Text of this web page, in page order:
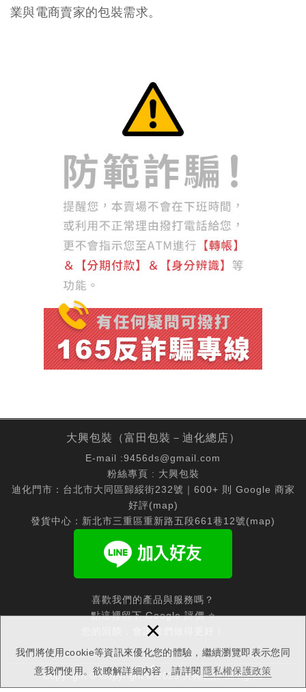
我們將使用cookie等資訊來優化您的體驗，繼續瀏覽即表示您同
意我們使用。欲瞭解詳細內容，請詳閱 隱私權保護政策
×
業與電商賣家的包裝需求。
大興包裝（富田包裝－迪化總店）
E-mail :9456ds@gmail.com
粉絲專頁 : 大興包裝
迪化門市：台北市大同區歸綏街232號｜600+ 則 Google 商家
好評(map)
發貨中心：新北市三重區重新路五段661巷12號(map)
喜歡我們的產品與服務嗎？
點這裡留下 Google 評價 ⭐
您的回饋，會讓我們做得更好！
Copyright © Copyright © 2025 大興包裝 all rights